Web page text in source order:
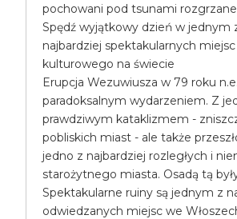
pochowani pod tsunami
Spędź wyjątkowy dzień w jednym
najbardziej spektakularnych
kulturowego na świecie
Erupcja Wezuwiusza w 79 roku
paradoksalnym wydarzeniem. Z
prawdziwym kataklizmem -
pobliskich miast - ale także
jedno z najbardziej rozległych i
starożytnego miasta. Osadą tą
Spektakularne ruiny są jednym z
odwiedzanych miejsc we